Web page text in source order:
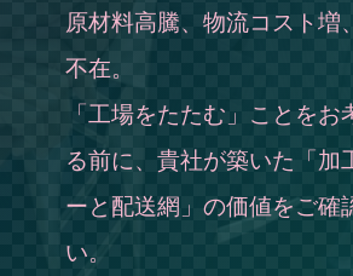
原材料高騰、物流コスト増
不在。
「工場をたたむ」ことをお
る前に、貴社が築いた「加
ーと配送網」の価値をご確
い。